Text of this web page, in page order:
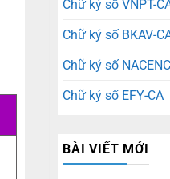
Chữ ký số VNPT-
Chữ ký số BKAV-
Chữ ký số
Chữ ký số EFY-CA
BÀI VIẾT MỚI